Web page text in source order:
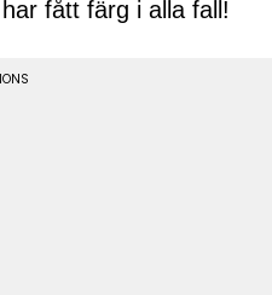
fått färg i alla fall!